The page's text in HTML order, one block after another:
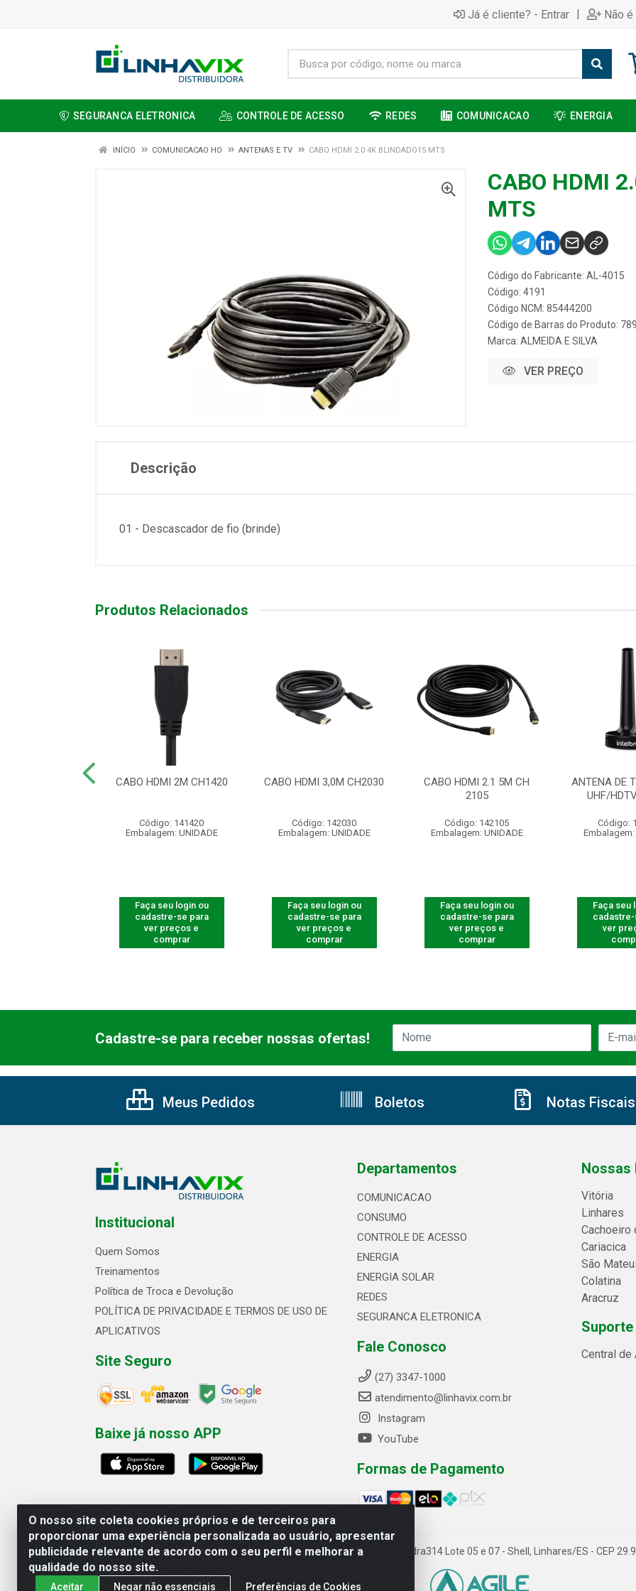
Já é cliente? - Entrar | Não
SEGURANCA ELETRONICA CONTROLE DE ACESSO REDES COMUNICACAO ENERGIA
INÍCIO COMUNICACAO HO ANTENAS E TV CABO HDMI 2.0 4K BLINDADO15 MTS
CABO HDMI
MTS
Código do Fabricante: AL-4015
Código: 4191
Código NCM: 85444200
Código de Barras do Produto:
Marca: ALMEIDA E SILVA
VER PREÇO
Descrição
01 - Descascador de fio (brinde)
Produtos Relacionados
CABO HDMI 2M CH1420
Código: 141420
Embalagem: UNIDADE
Faça seu login ou
cadastre-se para
ver preços e
comprar
CABO HDMI 3,0M CH2030
Código: 142030
Embalagem: UNIDADE
Faça seu login ou
cadastre-se para
ver preços e
comprar
CABO HDMI 2.1 5M CH
2105
Código: 142105
Embalagem: UNIDADE
Faça seu login ou
cadastre-se para
ver preços e
comprar
ANTENA DE
UHF/
Código:
Embalagem:
Faça seu
ver
O nosso site coleta cookies próprios e de terceiros para
proporcionar uma experiência personalizada ao usuário, apresentar
publicidade relevante de acordo com o seu perfil e melhorar a
qualidade do nosso site.
Aceitar Negar não essenciais Preferências de Cookies
Cadastre-se para receber nossas ofertas!
Meus Pedidos Boletos Notas Fiscais
Institucional
Quem Somos
Treinamentos
Política de Troca e Devolução
POLÍTICA DE PRIVACIDADE E TERMOS DE USO DE
APLICATIVOS
Site Seguro
Baixe já nosso APP
Departamentos
COMUNICACAO
CONSUMO
CONTROLE DE ACESSO
ENERGIA
ENERGIA SOLAR
REDES
SEGURANCA ELETRONICA
Fale Conosco
(27) 3347-1000
atendimento@linhavix.com.br
Instagram
YouTube
Formas de Pagamento
Nossas
Vitória
Linhares
Cachoeiro
Cariacica
São
Colatina
Aracruz
Central de
Linhavix Distribuidora LTDA - Avenida Alegre, 2521 - Quadra314 Lote 05 e 07 - Shell, Linhares/ES - CEP